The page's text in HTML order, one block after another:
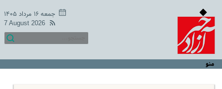
جمعه ۱۶ مرداد ۱۴۰۵
7 August 2026
منو